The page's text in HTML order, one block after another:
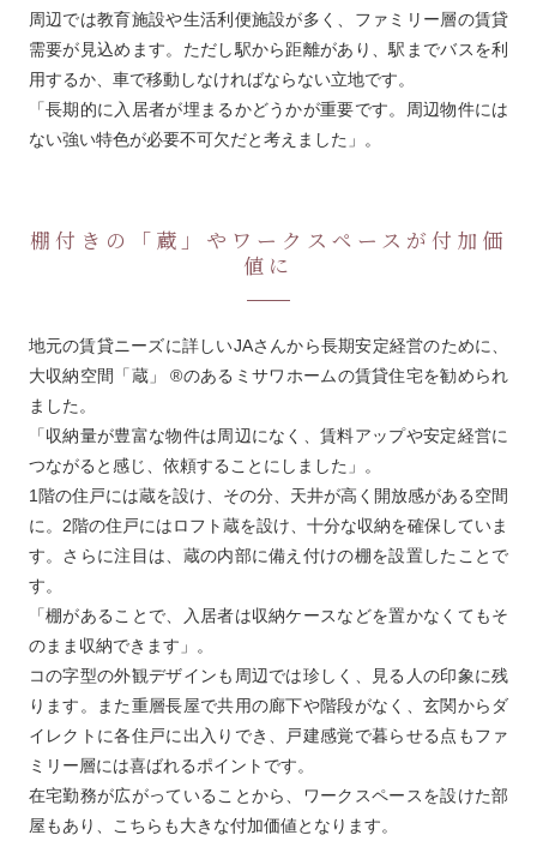
周辺では教育施設や生活利便施設が多く、ファミリー層の賃貸
需要が見込めます。ただし駅から距離があり、駅までバスを利
用するか、車で移動しなければならない立地です。
「長期的に入居者が埋まるかどうかが重要です。周辺物件には
ない強い特色が必要不可欠だと考えました」。
棚付きの「蔵」やワークスペースが付加価
値に
地元の賃貸ニーズに詳しいJAさんから長期安定経営のために、
大収納空間「蔵」 ®のあるミサワホームの賃貸住宅を勧められ
ました。
「収納量が豊富な物件は周辺になく、賃料アップや安定経営に
つながると感じ、依頼することにしました」。
1階の住戸には蔵を設け、その分、天井が高く開放感がある空間
に。2階の住戸にはロフト蔵を設け、十分な収納を確保していま
す。さらに注目は、蔵の内部に備え付けの棚を設置したことで
す。
「棚があることで、入居者は収納ケースなどを置かなくてもそ
のまま収納できます」。
コの字型の外観デザインも周辺では珍しく、見る人の印象に残
ります。また重層長屋で共用の廊下や階段がなく、玄関からダ
イレクトに各住戸に出入りでき、戸建感覚で暮らせる点もファ
ミリー層には喜ばれるポイントです。
在宅勤務が広がっていることから、ワークスペースを設けた部
屋もあり、こちらも大きな付加価値となります。